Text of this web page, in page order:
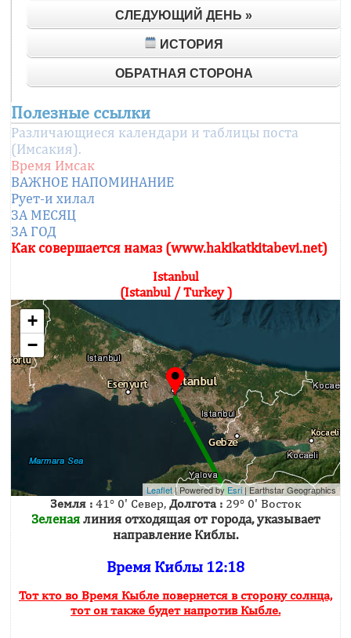
СЛЕДУЮЩИЙ ДЕНЬ »
ИСТОРИЯ
ОБРАТНАЯ СТОРОНА
Полезные ссылки
Различающиеся календари и таблицы поста
(Имсакия).
Время Имсак
ВАЖНОЕ НАПОМИНАНИЕ
Рует-и хилал
ЗА МЕСЯЦ
ЗА ГОД
Как совершается намаз (www.hakikatkitabevi.net)
Istanbul
(Istanbul / Turkey )
+
−
Leaflet| Powered byEsri |Earthstar Geographics
Земля :41° 0' Север, Долгота :29° 0' Восток
Зеленаялиния отходящая от города, указывает
направление Киблы.
Время Киблы 12:18
Тот кто во Время Кыбле повернется в сторону солнца,
тот он также будет напротив Кыбле.